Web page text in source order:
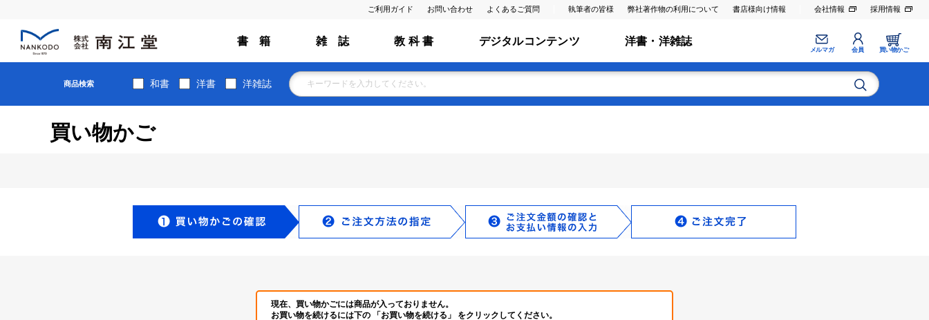
ご利用ガイド お問い合わせ よくあるご質問 執筆者の皆様 弊社著作物の利用について 書店様向け情報 会社情報 採用情報
書 籍 雑 誌 教 科 書 デジタルコンテンツ 洋書・洋雑誌
メルマガ 会員 買い物かご
商品検索 和書 洋書 洋雑誌
買い物かご
現在、買い物かごには商品が入っておりません。
お買い物を続けるには下の 「お買い物を続ける」 をクリックしてください。